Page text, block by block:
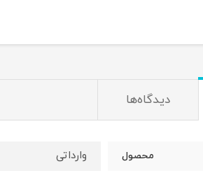
دیدگاه‌ها
محصول وارداتی